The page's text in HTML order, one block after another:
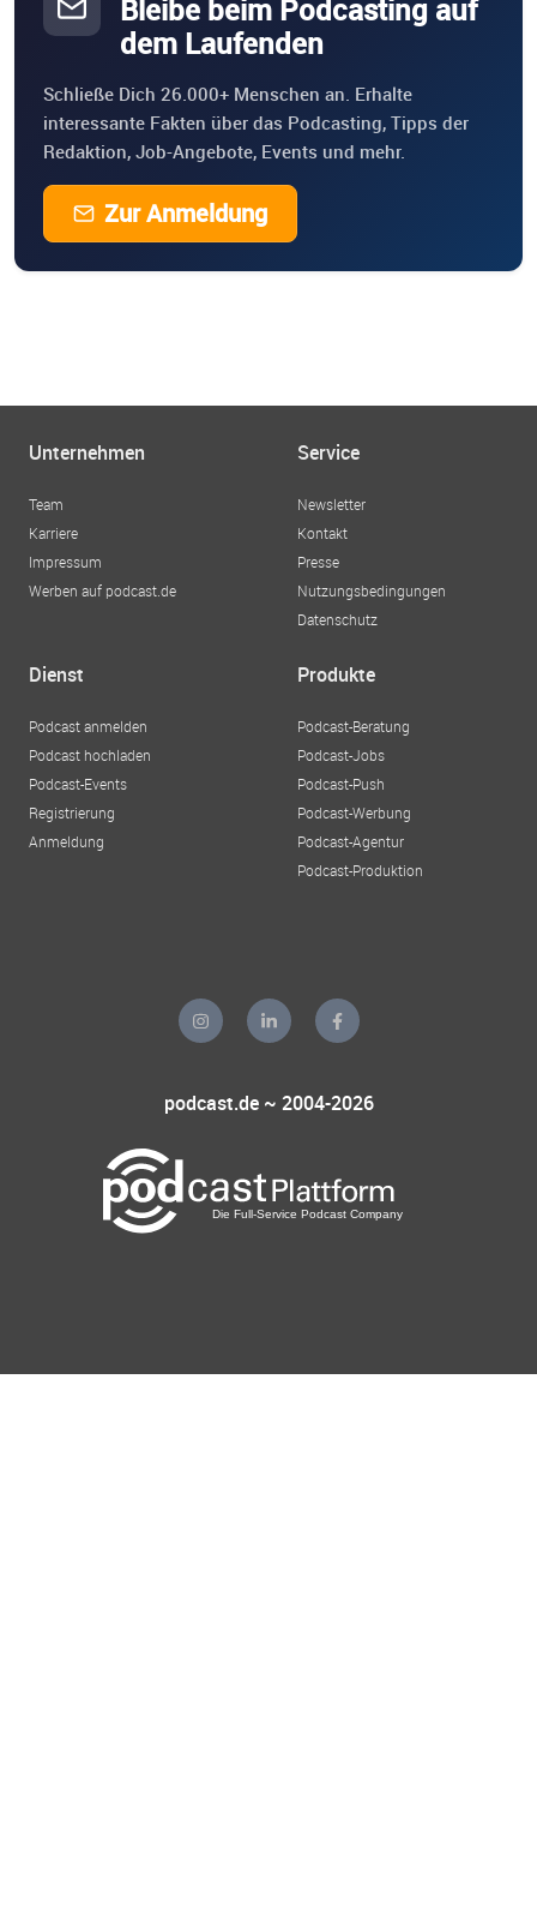
Bleibe beim Podcasting auf
dem Laufenden
Schließe Dich 26.000+ Menschen an. Erhalte
interessante Fakten über das Podcasting, Tipps der
Redaktion, Job-Angebote, Events und mehr.
Zur Anmeldung
Unternehmen
Team
Karriere
Impressum
Werben auf podcast.de
Service
Newsletter
Kontakt
Presse
Nutzungsbedingungen
Datenschutz
Dienst
Podcast anmelden
Podcast hochladen
Podcast-Events
Registrierung
Anmeldung
Produkte
Podcast-Beratung
Podcast-Jobs
Podcast-Push
Podcast-Werbung
Podcast-Agentur
Podcast-Produktion
podcast.de ~ 2004-2026